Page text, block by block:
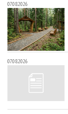
07.08.2026
07.08.2026